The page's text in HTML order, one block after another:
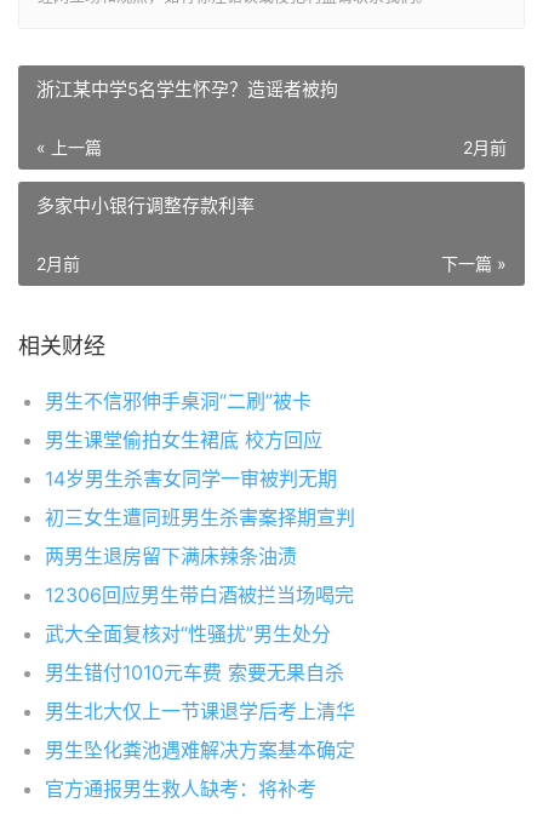
浙江某中学5名学生怀孕？造谣者被拘
« 上一篇 2月前
多家中小银行调整存款利率
下一篇 »
2月前
相关财经
男生不信邪伸手桌洞“二刷”被卡
男生课堂偷拍女生裙底 校方回应
14岁男生杀害女同学一审被判无期
初三女生遭同班男生杀害案择期宣判
两男生退房留下满床辣条油渍
12306回应男生带白酒被拦当场喝完
武大全面复核对“性骚扰”男生处分
男生错付1010元车费 索要无果自杀
男生北大仅上一节课退学后考上清华
男生坠化粪池遇难解决方案基本确定
官方通报男生救人缺考：将补考